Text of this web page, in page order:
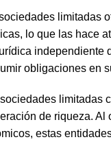
limitadas
lo que las hace
obligaciones en
limitadas
de riqueza.
estas